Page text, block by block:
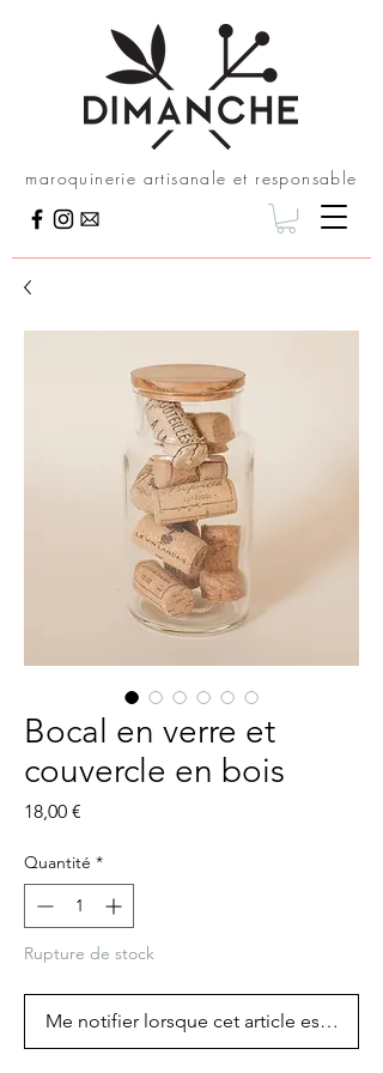
maroquinerie artisanale et responsable
Bocal en verre et
couvercle en bois
18,00 €
Quantité *
Rupture de stock
Me notifier lorsque cet article est